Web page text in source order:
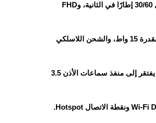
الكاميرا الأمامية بدقة 10 ميجابكسل بفتحة عدسة F/2.2، وتدعم تصوير الفيديو بدقة 4K بمعدل 30/60 إطارًا في الثانية، وFHD
البطارية تأتي بسعة 4300 مللي أمبير تدعم الشحن السريع بقدرة 25 واط، والشحن اللاسلكي بقدرة 15 واط، والشحن اللاسلكي
الهاتف مزود بسماعات ستيريو تدعم تقنية الصوت عالي الدقة Hi-Res وDolby Atmos، لكنه يفتقر إلى منفذ سماعات الأذن 3.5